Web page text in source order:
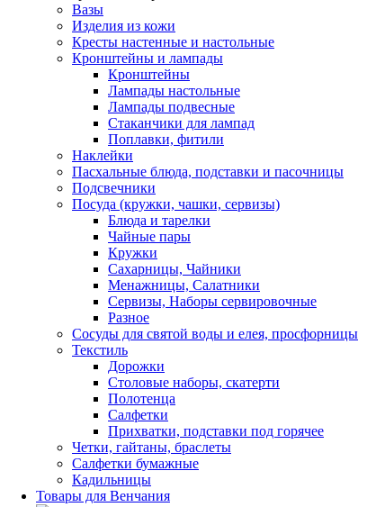
Вазы
Изделия из кожи
Кресты настенные и настольные
Кронштейны и лампады
Кронштейны
Лампады настольные
Лампады подвесные
Стаканчики для лампад
Поплавки, фитили
Наклейки
Пасхальные блюда, подставки и пасочницы
Подсвечники
Посуда (кружки, чашки, сервизы)
Блюда и тарелки
Чайные пары
Кружки
Сахарницы, Чайники
Менажницы, Салатники
Сервизы, Наборы сервировочные
Разное
Сосуды для святой воды и елея, просфорницы
Текстиль
Дорожки
Столовые наборы, скатерти
Полотенца
Салфетки
Прихватки, подставки под горячее
Четки, гайтаны, браслеты
Салфетки бумажные
Кадильницы
Товары для Венчания